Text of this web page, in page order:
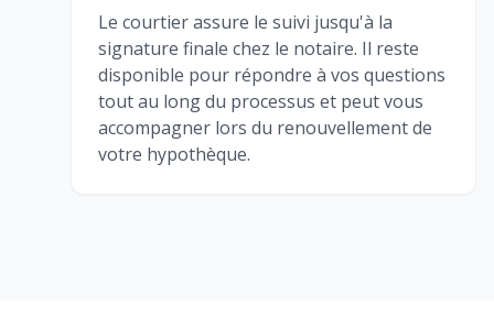
Le courtier assure le suivi jusqu'à la
signature finale chez le notaire. Il reste
disponible pour répondre à vos questions
tout au long du processus et peut vous
accompagner lors du renouvellement de
votre hypothèque.